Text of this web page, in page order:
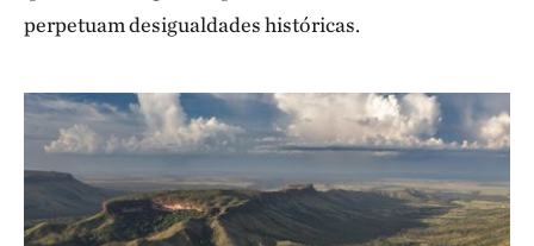
perpetuam desigualdades históricas.